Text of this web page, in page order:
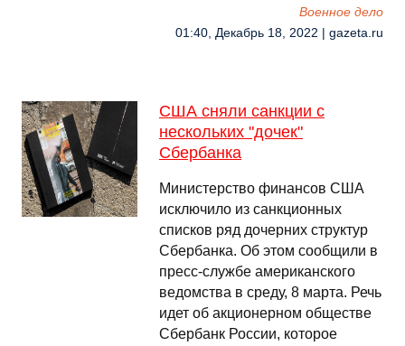
Военное дело
01:40, Декабрь 18, 2022 | gazeta.ru
США сняли санкции с
нескольких "дочек"
Сбербанка
Министерство финансов США
исключило из санкционных
списков ряд дочерних структур
Сбербанка. Об этом сообщили в
пресс-службе американского
ведомства в среду, 8 марта. Речь
идет об акционерном обществе
Сбербанк России, которое